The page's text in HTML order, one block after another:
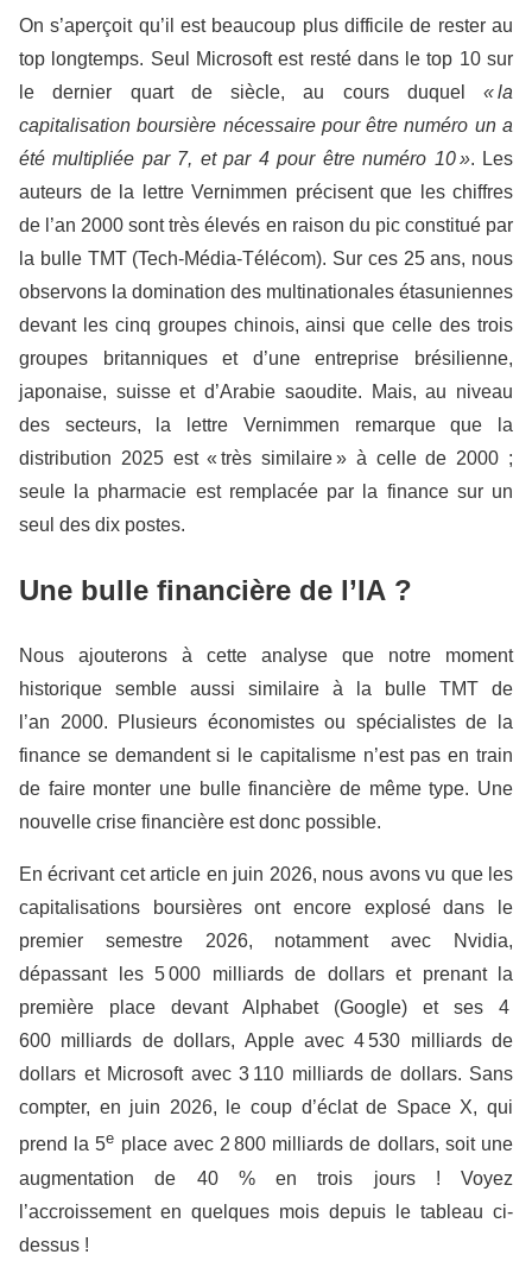
On s’aperçoit qu’il est beaucoup plus difficile de rester au
top longtemps. Seul Microsoft est resté dans le top 10 sur
le dernier quart de siècle, au cours duquel « la
capitalisation boursière nécessaire pour être numéro un a
été multipliée par 7, et par 4 pour être numéro 10 ». Les
auteurs de la lettre Vernimmen précisent que les chiffres
de l’an 2000 sont très élevés en raison du pic constitué par
la bulle TMT (Tech-Média-Télécom). Sur ces 25 ans, nous
observons la domination des multinationales étasuniennes
devant les cinq groupes chinois, ainsi que celle des trois
groupes britanniques et d’une entreprise brésilienne,
japonaise, suisse et d’Arabie saoudite. Mais, au niveau
des secteurs, la lettre Vernimmen remarque que la
distribution 2025 est « très similaire » à celle de 2000 ;
seule la pharmacie est remplacée par la finance sur un
seul des dix postes.
Une bulle financière de l’IA ?
Nous ajouterons à cette analyse que notre moment
historique semble aussi similaire à la bulle TMT de
l’an 2000. Plusieurs économistes ou spécialistes de la
finance se demandent si le capitalisme n’est pas en train
de faire monter une bulle financière de même type. Une
nouvelle crise financière est donc possible.
En écrivant cet article en juin 2026, nous avons vu que les
capitalisations boursières ont encore explosé dans le
premier semestre 2026, notamment avec Nvidia,
dépassant les 5 000 milliards de dollars et prenant la
première place devant Alphabet (Google) et ses 4
600 milliards de dollars, Apple avec 4 530 milliards de
dollars et Microsoft avec 3 110 milliards de dollars. Sans
compter, en juin 2026, le coup d’éclat de Space X, qui
prend la 5e place avec 2 800 milliards de dollars, soit une
augmentation de 40 % en trois jours ! Voyez
l’accroissement en quelques mois depuis le tableau ci-
dessus !